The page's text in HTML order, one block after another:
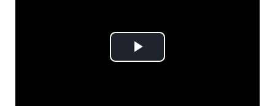
Play